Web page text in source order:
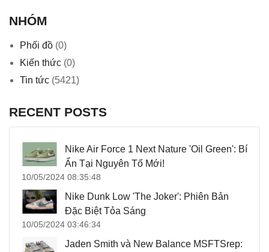
NHÓM
Phối đồ (0)
Kiến thức (0)
Tin tức (5421)
RECENT POSTS
Nike Air Force 1 Next Nature 'Oil Green': Bí
Ẩn Tại Nguyên Tố Mới!
10/05/2024 08:35:48
Nike Dunk Low 'The Joker': Phiên Bản
Đặc Biệt Tỏa Sáng
10/05/2024 03:46:34
Jaden Smith và New Balance MSFTSrep: